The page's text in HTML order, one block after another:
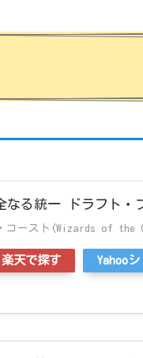
なる統一 ドラフト・
コースト(Wizards of the
楽天で探す Yahoo